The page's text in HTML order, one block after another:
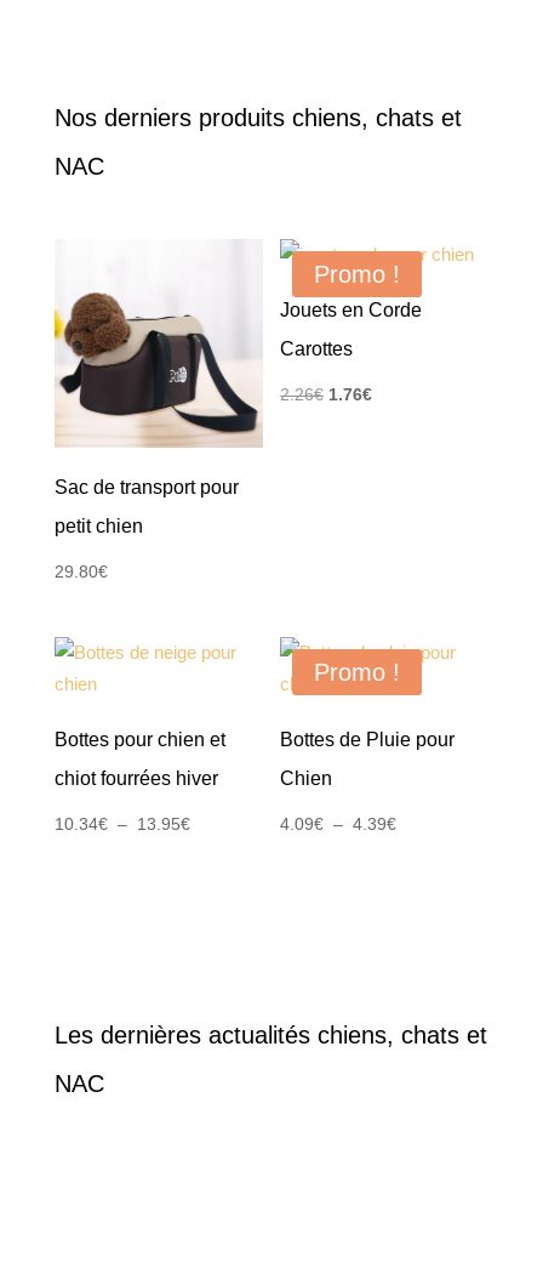
Nos derniers produits chiens, chats et
NAC
Sac de transport pour
petit chien
29.80€
Promo !
Jouets en Corde
Carottes
2.26€ Le
1.76€Le
Bottes pour chien et
chiot fourrées hiver
10.34€ – 13.95€Plage
Promo !
Bottes de Pluie pour
Chien
4.09€ – 4.39€Plage
Les dernières actualités chiens, chats et
NAC